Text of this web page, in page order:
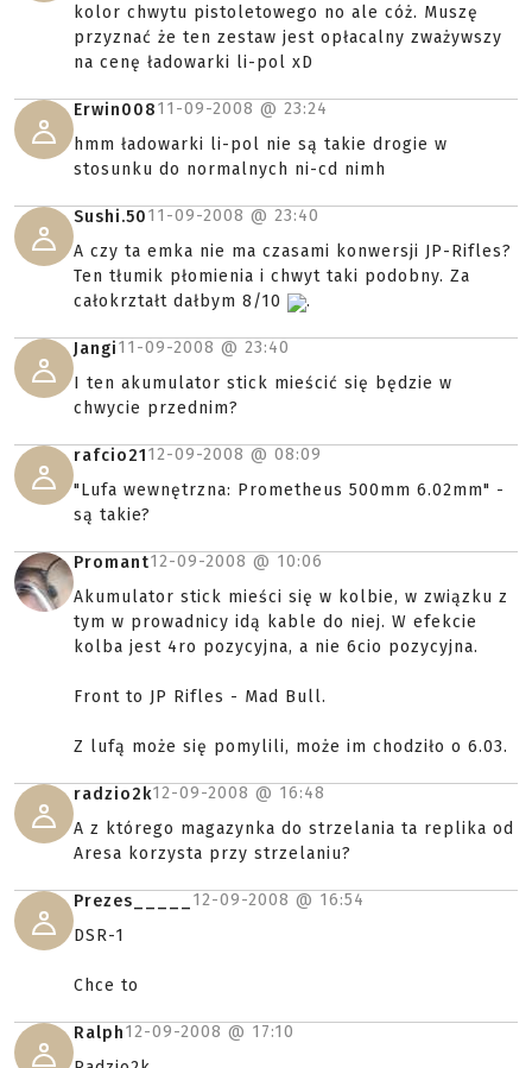
kolor chwytu pistoletowego no ale cóż. Muszę
przyznać że ten zestaw jest opłacalny zważywszy
na cenę ładowarki li-pol xD
Erwin00811-09-2008 @ 23:24
hmm ładowarki li-pol nie są takie drogie w
stosunku do normalnych ni-cd nimh
Sushi.5011-09-2008 @ 23:40
A czy ta emka nie ma czasami konwersji JP-Rifles?
Ten tłumik płomienia i chwyt taki podobny. Za
całokrztałt dałbym 8/10
.
Jangi11-09-2008 @ 23:40
I ten akumulator stick mieścić się będzie w
chwycie przednim?
rafcio2112-09-2008 @ 08:09
"Lufa wewnętrzna: Prometheus 500mm 6.02mm" -
są takie?
Promant12-09-2008 @ 10:06
Akumulator stick mieści się w kolbie, w związku z
tym w prowadnicy idą kable do niej. W efekcie
kolba jest 4ro pozycyjna, a nie 6cio pozycyjna.
Front to JP Rifles - Mad Bull.
Z lufą może się pomylili, może im chodziło o 6.03.
radzio2k12-09-2008 @ 16:48
A z którego magazynka do strzelania ta replika od
Aresa korzysta przy strzelaniu?
Prezes_____ 12-09-2008 @ 16:54
DSR-1
Chce to
Ralph12-09-2008 @ 17:10